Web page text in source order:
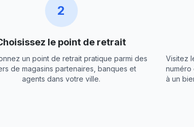
2
le point de retrait
un point de retrait pratique parmi des
de magasins partenaires, banques et
agents dans votre ville.
Visitez
à un